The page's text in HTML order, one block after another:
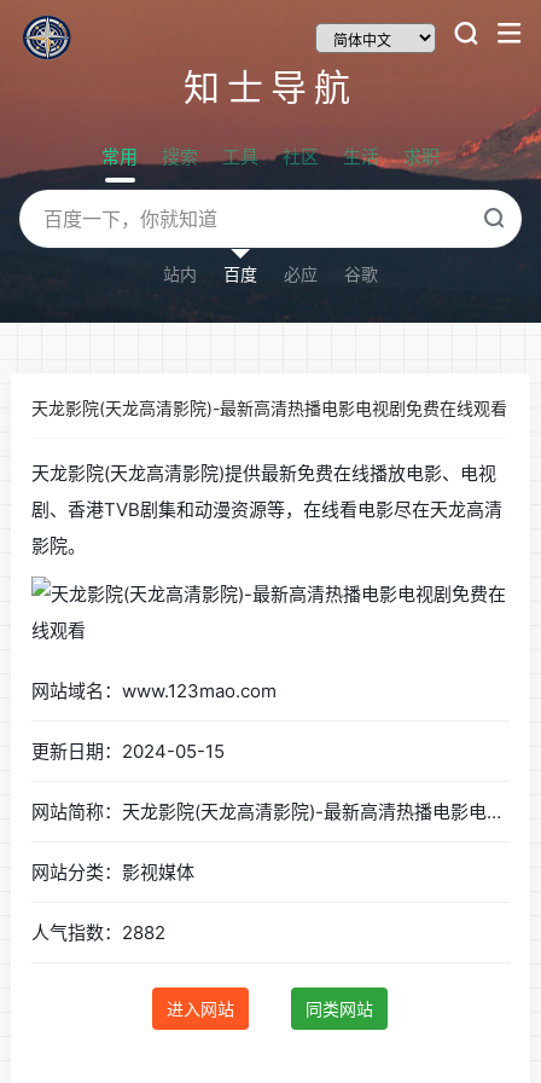
知士导航
常用 搜索 工具 社区 生活 求职
站内 百度 必应 谷歌
天龙影院(天龙高清影院)-最新高清热播电影电视剧免费在线观看
天龙影院(天龙高清影院)提供最新免费在线播放电影、电视
剧、香港TVB剧集和动漫资源等，在线看电影尽在天龙高清
影院。
网站域名：www.123mao.com
更新日期：2024-05-15
网站简称：天龙影院(天龙高清影院)-最新高清热播电影电视剧免费在线观看
网站分类：影视媒体
人气指数：2882
进入网站 同类网站